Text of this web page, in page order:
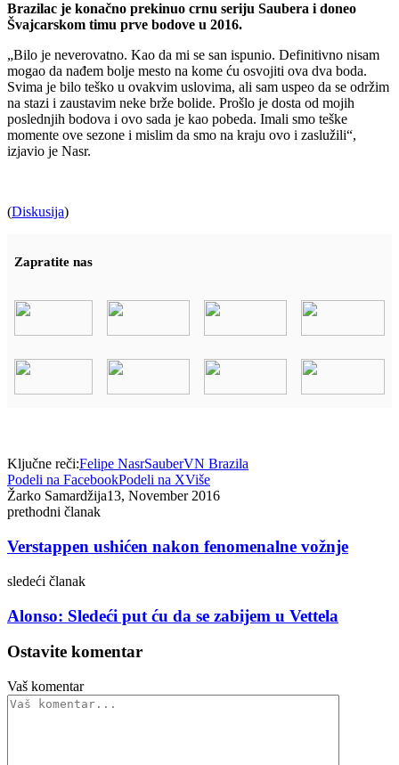
Brazilac je konačno prekinuo crnu seriju Saubera i doneo
Švajcarskom timu prve bodove u 2016.
„Bilo je neverovatno. Kao da mi se san ispunio. Definitivno nisam
mogao da nađem bolje mesto na kome ću osvojiti ova dva boda.
Svima je bilo teško u ovakvim uslovima, ali sam uspeo da se održim
na stazi i zaustavim neke brže bolide. Prošlo je dosta od mojih
poslednjih bodova i ovo sada je kao pobeda. Imali smo teške
momente ove sezone i mislim da smo na kraju ovo i zaslužili“,
izjavio je Nasr.
(Diskusija)
Zapratite nas
Ključne reči:Felipe NasrSauberVN Brazila
Podeli na FacebookPodeli na XViše
Žarko Samardžija13, November 2016
prethodni članak
Verstappen ushićen nakon fenomenalne vožnje
sledeći članak
Alonso: Sledeći put ću da se zabijem u Vettela
Ostavite komentar
Vaš komentar